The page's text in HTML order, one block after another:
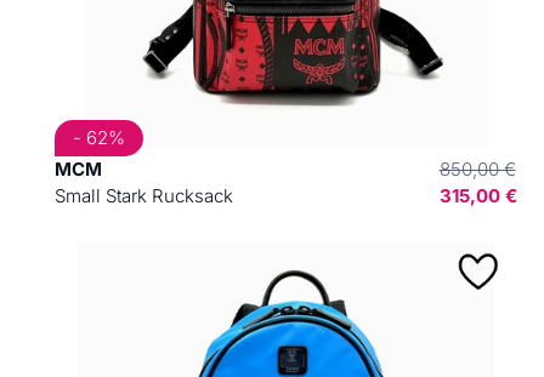
MCM
Small Stark Rucksack
850,00 €
315,00 €
- 62%